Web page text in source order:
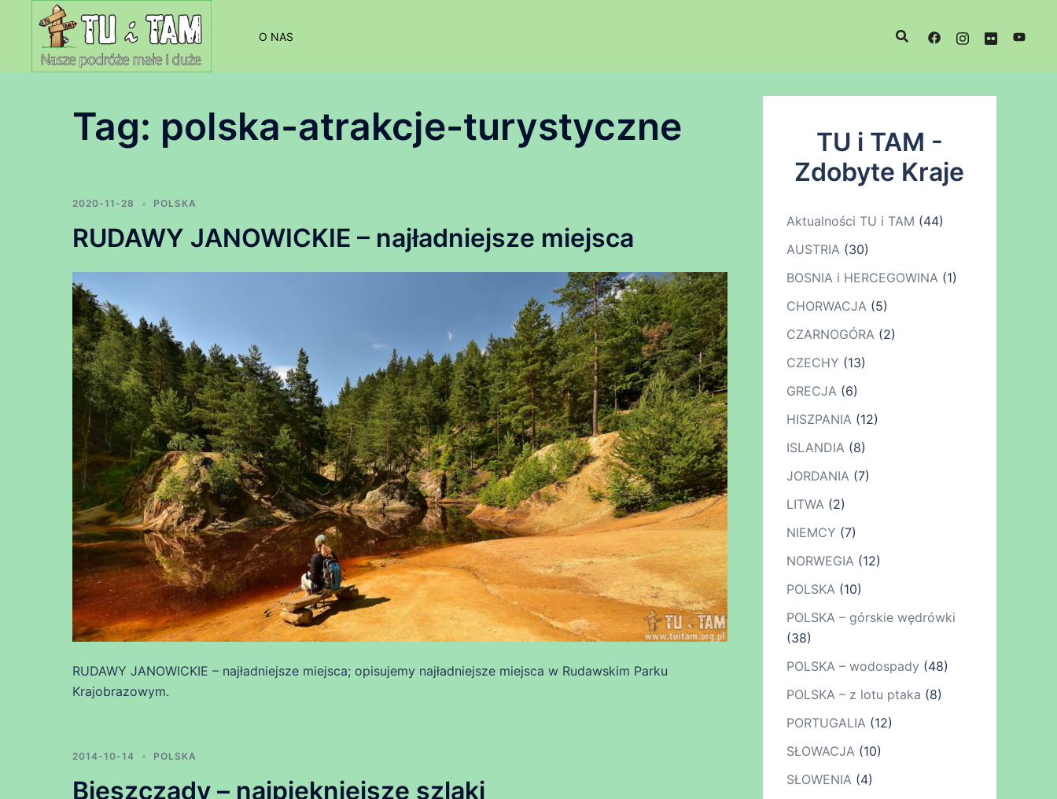
O NAS
Tag: polska-atrakcje-turystyczne
2020-11-28 POLSKA
RUDAWY JANOWICKIE – najładniejsze miejsca
RUDAWY JANOWICKIE – najładniejsze miejsca; opisujemy najładniejsze miejsca w Rudawskim Parku
Krajobrazowym.
2014-10-14 POLSKA
Bieszczady – najpiękniejsze szlaki
TU i TAM -
Zdobyte Kraje
Aktualności TU i TAM (44)
AUSTRIA(30)
BOSNIA i HERCEGOWINA(1)
CHORWACJA(5)
CZARNOGÓRA(2)
CZECHY (13)
GRECJA(6)
HISZPANIA(12)
ISLANDIA(8)
JORDANIA(7)
LITWA(2)
NIEMCY (7)
NORWEGIA(12)
POLSKA(10)
POLSKA – górskie wędrówki
(38)
POLSKA – wodospady (48)
POLSKA – z lotu ptaka (8)
PORTUGALIA(12)
SŁOWACJA(10)
SŁOWENIA(4)